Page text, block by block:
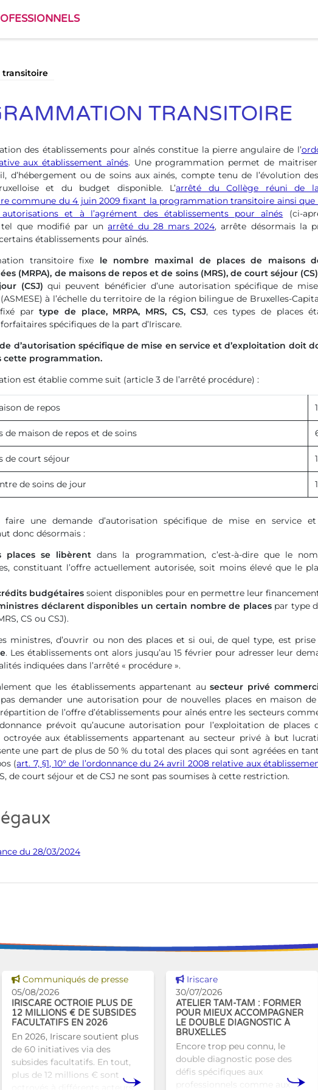
transitoire
TRANSITOIRE
des établissements pour aînés constitue la pierre angulaire de l’
aux établissement aînés. Une programmation permet de maitriser
d’hébergement ou de soins aux ainés, compte tenu de l’évolution
et du budget disponible. L’arrêté du Collège réuni de
commune du 4 juin 2009 fixant la programmation transitoire ainsi que
et à l’agrément des établissements pour aînés (ci-
tel que modifié par unarrêté du 28 mars 2024, arrête désormais la
établissements pour aînés.
transitoire fixe le nombre maximal de placesde
maisons
(MRPA), de maisons de repos et de soins (MRS), de court séjour
(CSJ) qui peuvent bénéficier d’une autorisation spécifique de
à l’échelle du territoire de la région bilingue de Bruxelles-
fixé partype de place, MRPA, MRS, CS, CSJ, ces types de places
spécifiques de la part d’Iriscare.
d’autorisation spécifique de mise en service et d’exploitation doit
cette programmation.
est établie comme suit (article 3 de l’arrêté procédure) :
de repos
de maison de repos et de soins
de court séjour
de soins de jour
une demande d’autorisation spécifique de mise en service et
donc désormais :
places se libèrent dans la programmation, c’est-à-dire que le
constituant l’offre actuellement autorisée, soit moins élevé que le
budgétaires soient disponibles pour en permettre leur
déclarent disponibles un certain nombre de placespar type
CS ou CSJ).
ministres, d’ouvrir ou non des places et si oui, de quel type, est prise
. Les établissements ont alors jusqu’au 15 février pour adresser leur
indiquées dans l’arrêté « procédure ».
que les établissements appartenant ausecteur privé
demander une autorisation pour de nouvelles places en maison
de l’offre d’établissements pour aînés entre les secteurs
prévoit qu’aucune autorisation pour l’exploitation de places
octroyée aux établissements appartenant au secteur privé à but
une part de plus de 50 % du total des places qui sont agréées en
(art. 7, §1, 10° de l’ordonnance du 24 avril 2008 relative aux
de court séjour et de CSJ ne sont pas soumises à cette restriction.
du 28/03/2024
Voir cette news
Communiqués de presse
05/08/2026
IRISCARE OCTROIE PLUS DE
12 MILLIONS € DE SUBSIDES
FACULTATIFS EN 2026
En 2026, Iriscare soutient plus
de 60 initiatives via des
subsides facultatifs. En tout,
plus de 12 millions € sont
Voir cette news
Iriscare
30/07/2026
ATELIER TAM-TAM : FORMER
POUR MIEUX ACCOMPAGNER
LE DOUBLE DIAGNOSTIC À
BRUXELLES
Encore trop peu connu, le
double diagnostic pose des
défis spécifiques aux
professionnels comme aux